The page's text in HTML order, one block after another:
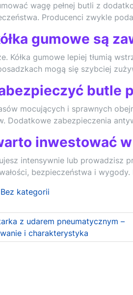
wagę pełnej butli z
Producenci zwykle
gumowe są
Kółka gumowe lepiej tłumią
mogą się szybciej
butle
mocujących i sprawnych
Dodatkowe zabezpieczenia
inwestować
intensywnie lub prowadzisz
bezpieczeństwa i
Bez kategorii
z udarem pneumatycznym –
i charakterystyka